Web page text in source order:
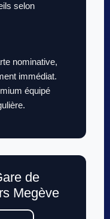
selon
nominative,
immédiat.
équipé
de
Megève